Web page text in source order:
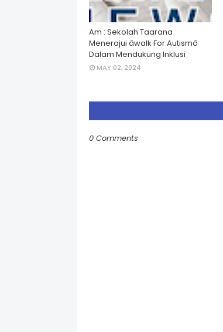
Am : Sekolah Taarana
Menerajui âwalk For Autismâ
Dalam Mendukung Inklusi
MAY 02, 2024
0 Comments